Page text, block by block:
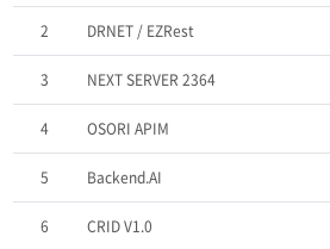
2 DRNET / EZRest
3 NEXT SERVER 2364
4 OSORI APIM
5 Backend.AI
6 CRID V1.0